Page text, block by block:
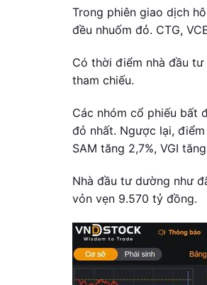
Trong phiên giao dịch
đều nhuốm đỏ. CTG,
Có thời điểm nhà đầu
tham chiếu.
Các nhóm cổ phiếu bất
đỏ nhất. Ngược lại,
SAM tăng 2,7%, VGI
Nhà đầu tư dường như
vỏn vẹn 9.570 tỷ đồng.